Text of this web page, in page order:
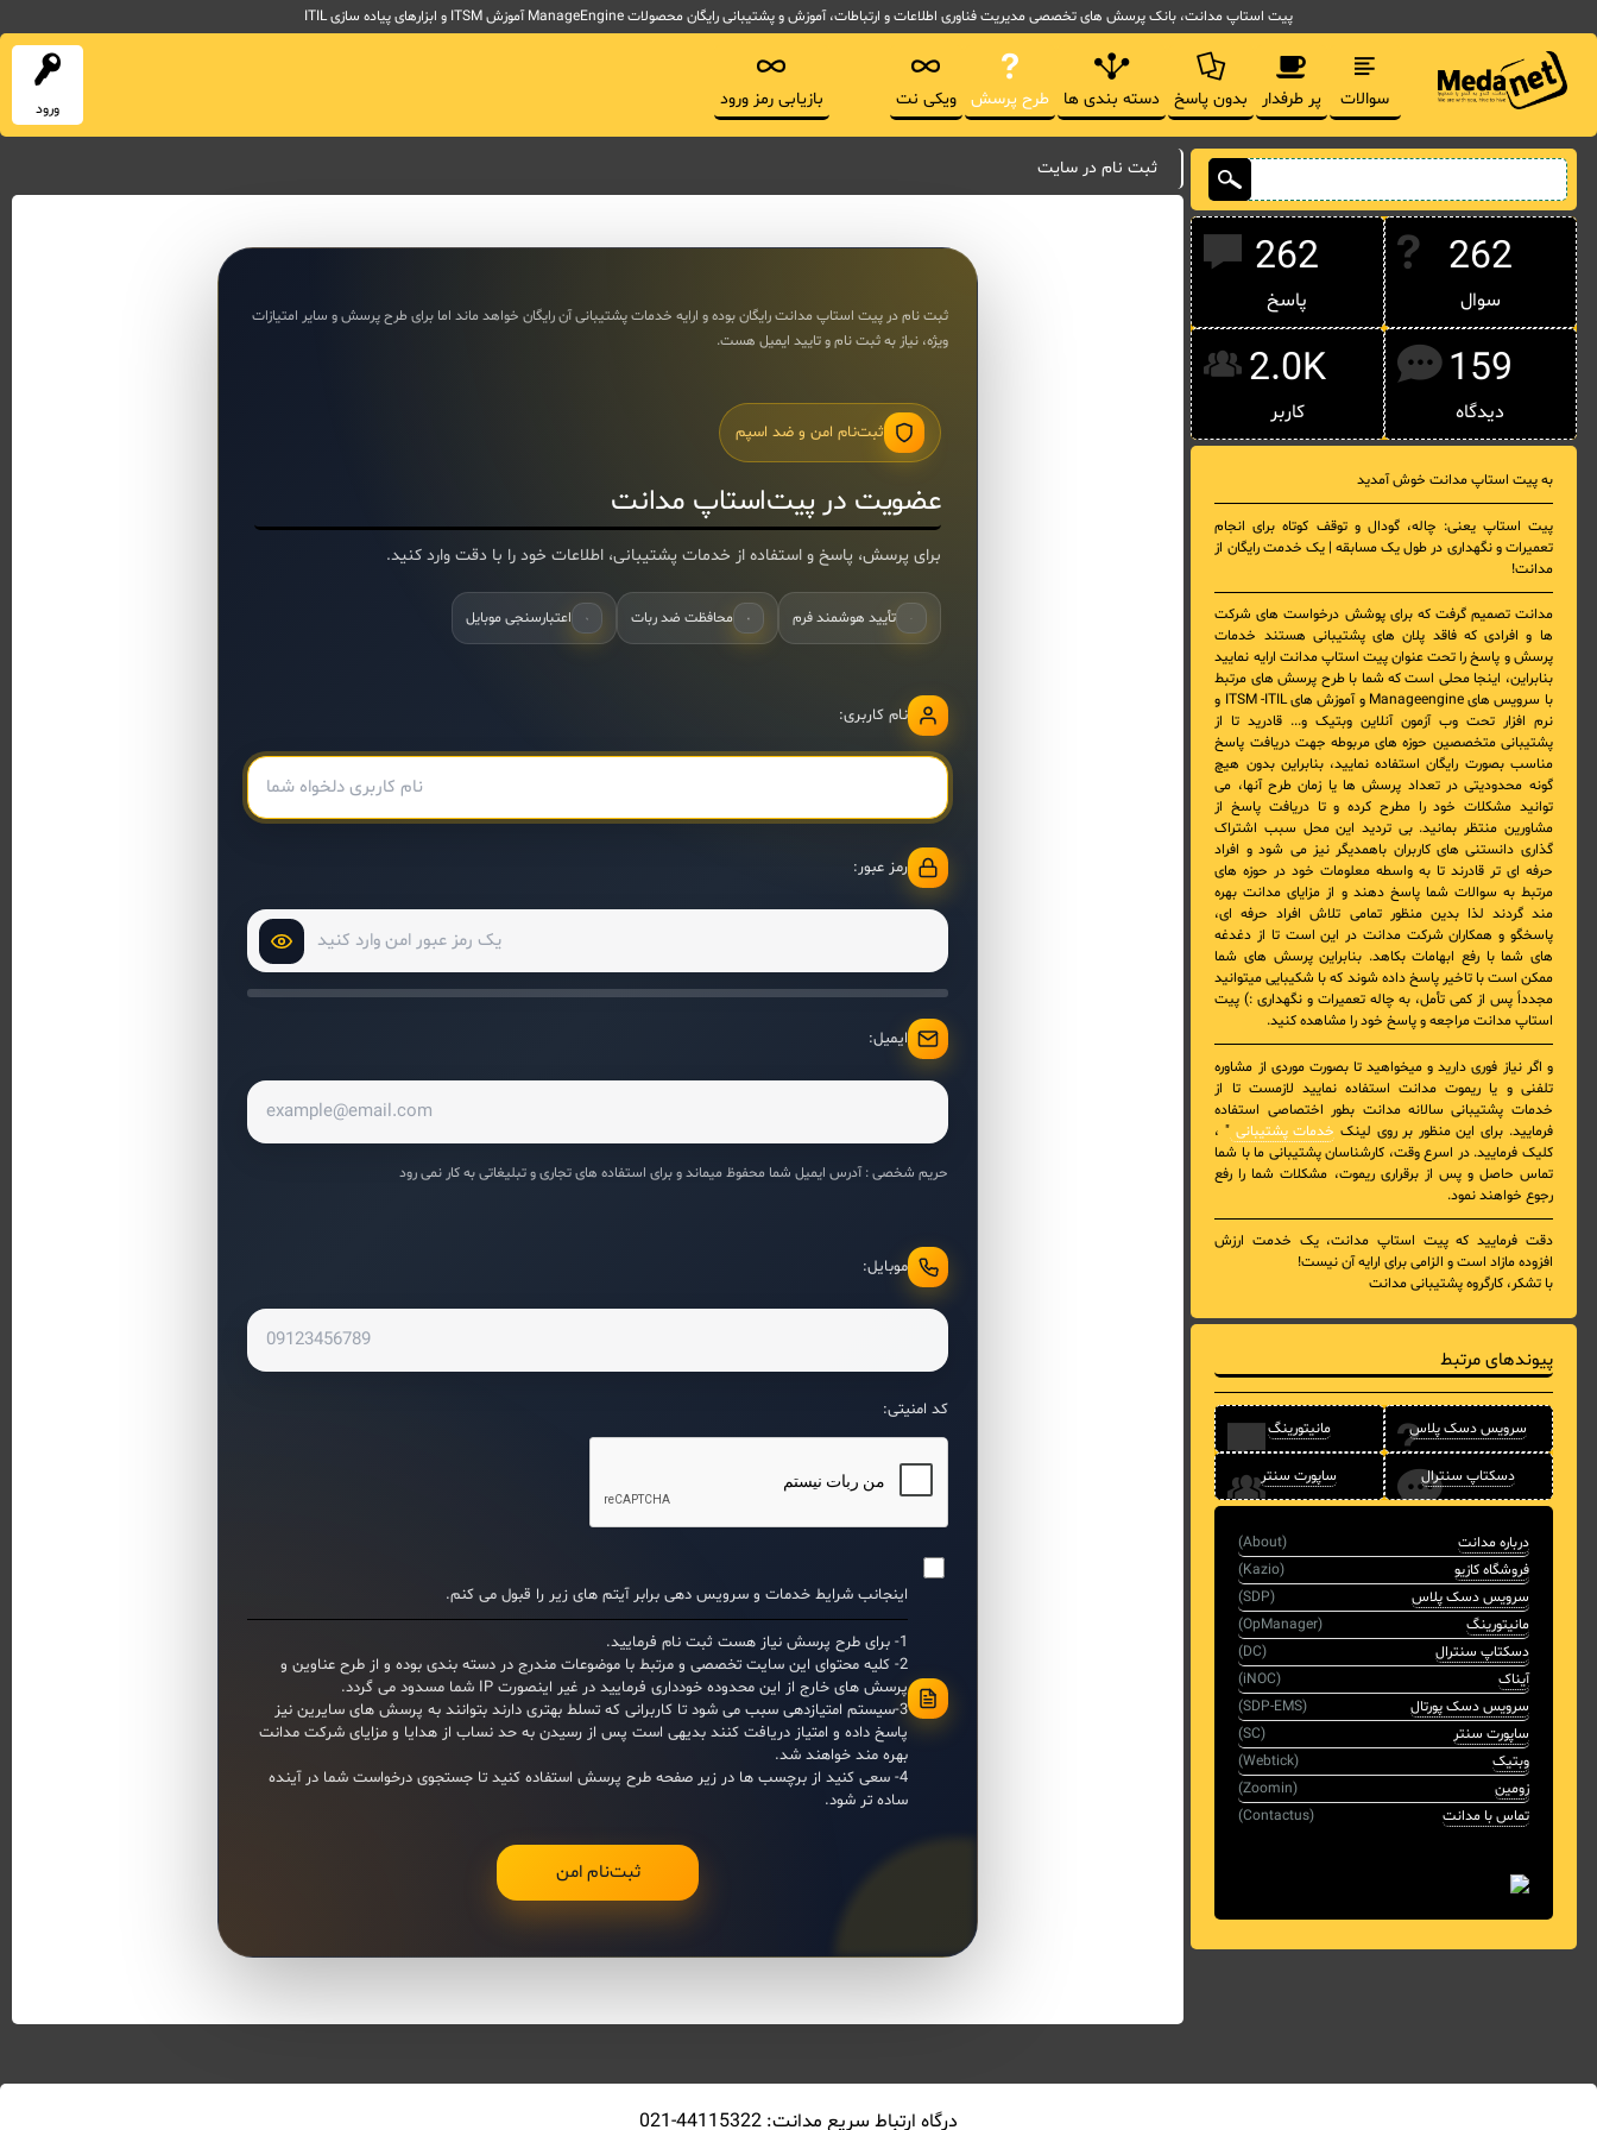
پیت استاپ مدانت، بانک پرسش های تخصصی مدیریت فناوری اطلاعات و ارتباطات، آموزش و پشتیبانی رایگان محصولات ManageEngine آموزش ITSM و ابزارهای پیاده سازی ITIL
ورود سوالات پر طرفدار بدون پاسخ دسته بندی ها طرح پرسش ویکی نت بازیابی رمز ورود
ثبت نام در سایت
ثبت نام در پیت استاپ مدانت رایگان بوده و ارایه خدمات پشتیبانی آن رایگان خواهد ماند اما برای طرح پرسش و سایر امتیازات
ویژه، نیاز به ثبت نام و تایید ایمیل هست.
ثبت‌نام امن و ضد اسپم
عضویت در پیت‌استاپ مدانت
برای پرسش، پاسخ و استفاده از خدمات پشتیبانی، اطلاعات خود را با دقت وارد کنید.
تأیید هوشمند فرم محافظت ضد ربات اعتبارسنجی موبایل
نام کاربری:
رمز عبور:
ایمیل:
حریم شخصی : آدرس ایمیل شما محفوظ میماند و برای استفاده های تجاری و تبلیغاتی به کار نمی رود
موبایل:
کد امنیتی:
اینجانب شرایط خدمات و سرویس دهی برابر آیتم های زیر را قبول می کنم.
1- برای طرح پرسش نیاز هست ثبت نام فرمایید.
2- کلیه محتوای این سایت تخصصی و مرتبط با موضوعات مندرج در دسته بندی بوده و از طرح عناوین و
پرسش های خارج از این محدوده خودداری فرمایید در غیر اینصورت IP شما مسدود می گردد.
3-سیستم امتیازدهی سبب می شود تا کاربرانی که تسلط بهتری دارند بتوانند به پرسش های سایرین نیز
پاسخ داده و امتیاز دریافت کنند بدیهی است پس از رسیدن به حد نساب از هدایا و مزایای شرکت مدانت
بهره مند خواهند شد.
4- سعی کنید از برچسب ها در زیر صفحه طرح پرسش استفاده کنید تا جستجوی درخواست شما در آینده
ساده تر شود.
262
سوال
262
پاسخ
159
دیدگاه
2.0K
کاربر
به پیت استاپ مدانت خوش آمدید
پیت استاپ یعنی: چاله، گودال و توقف کوتاه برای انجام
تعمیرات و نگهداری در طول یک مسابقه | یک خدمت رایگان از
مدانت!
مدانت تصمیم گرفت که برای پوشش درخواست های شرکت
ها و افرادی که فاقد پلان های پشتیبانی هستند خدمات
پرسش و پاسخ را تحت عنوان پیت استاپ مدانت ارایه نمایید
بنابراین، اینجا محلی است که شما با طرح پرسش های مرتبط
با
سرویس های Manageengine و آموزش های ITSM -ITIL و
نرم افزار تحت وب آزمون آنلاین وبتیک و... قادرید تا از
پشتیبانی متخصصین حوزه های مربوطه جهت دریافت پاسخ
مناسب بصورت رایگان استفاده نمایید، بنابراین بدون هیچ
گونه محدودیتی در تعداد پرسش ها یا زمان طرح آنها، می
توانید مشکلات خود را مطرح کرده و تا دریافت پاسخ از
مشاورین منتظر بمانید. بی تردید این محل سبب اشتراک
گذاری دانستنی های کاربران باهمدیگر نیز می شود و افراد
حرفه ای تر قادرند تا به واسطه معلومات خود در حوزه های
مرتبط به سوالات شما پاسخ دهند و از مزایای مدانت بهره
مند گردند لذا بدین منظور تمامی تلاش افراد حرفه ای،
پاسخگو و همکاران شرکت مدانت در این است تا از دغدغه
های شما با رفع ابهامات بکاهد. بنابراین پرسش های شما
ممکن است با تاخیر پاسخ داده شوند که با شکیبایی میتوانید
مجدداً پس از کمی تأمل، به چاله تعمیرات و نگهداری :) پیت
استاپ مدانت مراجعه و پاسخ خود را مشاهده کنید.
و اگر نیاز فوری دارید و میخواهید تا بصورت موردی از مشاوره
تلفنی و یا ریموت مدانت استفاده نمایید لازمست تا از
خدمات پشتیبانی سالانه مدانت بطور اختصاصی استفاده
فرمایید. برای این منظور بر روی لینک خدمات پشتیبانی " ،
کلیک فرمایید. در اسرع وقت، کارشناسان پشتیبانی ما با شما
تماس حاصل و پس از برقراری ریموت، مشکلات شما را رفع
رجوع خواهند نمود.
دقت فرمایید که پیت استاپ مدانت، یک خدمت ارزش
افزوده مازاد است و الزامی برای ارایه آن نیست!
با تشکر، کارگروه پشتیبانی مدانت
پیوندهای مرتبط
سرویس دسک پلاس مانیتورینگ
دسکتاپ سنترال ساپورت سنتر
درباره مدانت
(About)
فروشگاه کازیو
(Kazio)
سرویس دسک پلاس
(SDP)
مانیتورینگ
(OpManager)
دسکتاپ سنترال
(DC)
آیناک
(iNOC)
سرویس دسک پورتال
(SDP-EMS)
ساپورت سنتر
(SC)
وبتیک
(Webtick)
زومین
(Zoomin)
تماس با مدانت
(Contactus)
درگاه ارتباط سريع مدانت: 44115322-021